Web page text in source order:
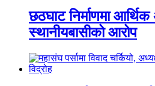
छठघाट निर्माणमा
स्थानीयबासीको आरोप